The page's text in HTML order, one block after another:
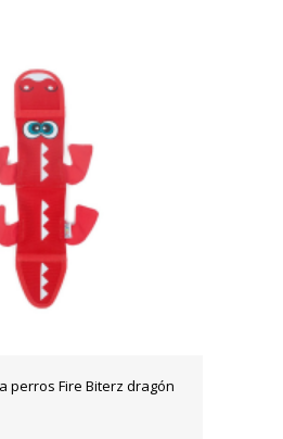
perros Fire Biterz dragón